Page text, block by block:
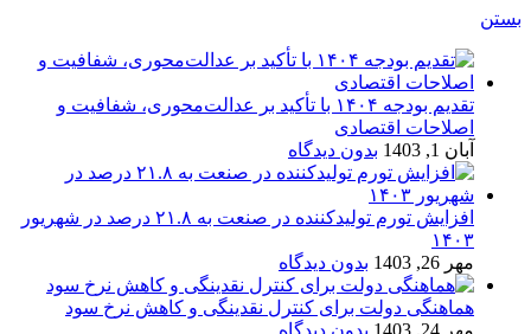
بستن
تقدیم بودجه ۱۴۰۴ با تأکید بر عدالت‌محوری، شفافیت و
اصلاحات اقتصادی
آبان 1, 1403
بدون دیدگاه
افزایش تورم تولیدکننده در صنعت به ۲۱.۸ درصد در شهریور
۱۴۰۳
مهر 26, 1403
بدون دیدگاه
هماهنگی دولت برای کنترل نقدینگی و کاهش نرخ سود